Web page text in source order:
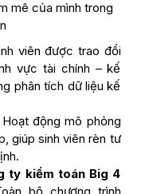
mê của mình trong
viên được trao đổi
vực tài chính – kế
phân tích dữ liệu kế
Hoạt động mô phỏng
giúp sinh viên rèn tư
ty kiểm toán Big 4